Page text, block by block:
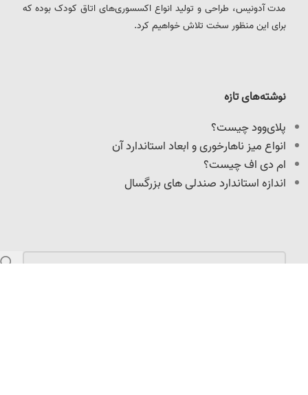
نوشته‌های تازه
پلای‌وود چیست؟
انواع میز ناهارخوری و ابعاد استاندارد آن
ام دی اف چیست؟
اندازه استاندارد صندلی های بزرگسال
مدت آدونیس، طراحی و تولید انواع اکسسوری‌های اتاق کودک بوده که
برای این منظور سخت تلاش خواهیم کرد.